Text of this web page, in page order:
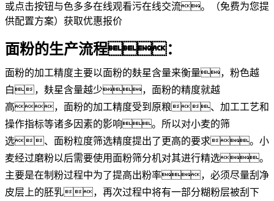
或点击按钮与色多多在线观看污在线交流。（免费为您提
供配置方案） 获取优惠报价
面粉的生产流程：
面粉的加工精度主要以面粉的麸星含量来衡量，粉色越
白，麸星含量越少，面粉的精度就越
高，面粉的加工精度受到原粮、加工工艺和
操作指标等诸多因素的影响。所以对小麦的筛
选、面粉粒度筛选精度提出了更高的要求。小
麦经过磨粉以后需要使用面粉筛分机对其进行精选。
主要是在制粉过程中为了提高出粉率，必须尽量刮净
皮层上的胚乳，再次过程中将有一部分糊粉层被刮下